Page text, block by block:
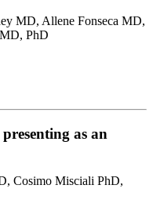
MD, Allene Fonseca MD,
PhD
as an
Cosimo Misciali PhD,